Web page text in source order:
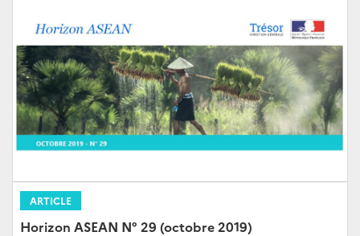
ARTICLE
Horizon ASEAN N° 29 (octobre 2019)